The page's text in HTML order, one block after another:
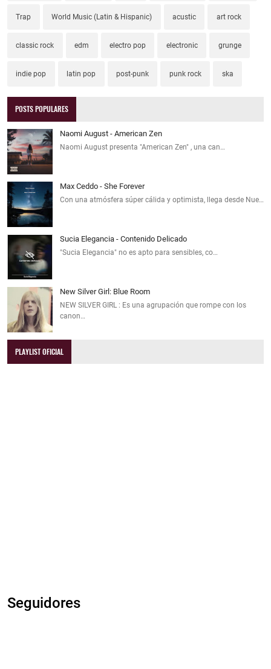
Trap World Music (Latin & Hispanic) acustic art rock
classic rock edm electro pop electronic grunge
indie pop latin pop post-punk punk rock ska
POSTS POPULARES
Naomi August - American Zen
Naomi August presenta "American Zen" , una can…
Max Ceddo - She Forever
Con una atmósfera súper cálida y optimista, llega desde Nue…
Sucia Elegancia - Contenido Delicado
"Sucia Elegancia" no es apto para sensibles, co…
New Silver Girl: Blue Room
NEW SILVER GIRL : Es una agrupación que rompe con los
canon…
PLAYLIST OFICIAL
Seguidores